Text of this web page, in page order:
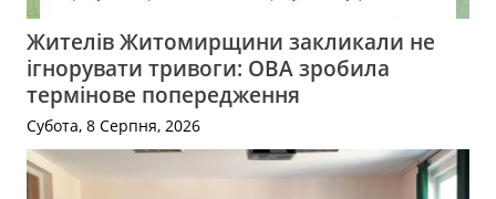
Жителів Житомирщини закликали не
ігнорувати тривоги: ОВА зробила
термінове попередження
Субота, 8 Серпня, 2026